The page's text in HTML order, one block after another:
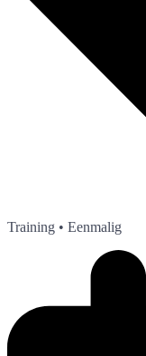
Training • Eenmalig